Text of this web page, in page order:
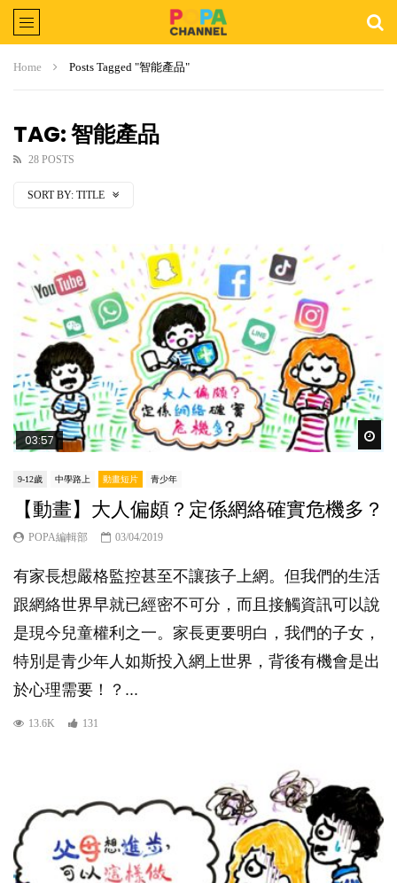
Home Posts Tagged "智能產品"
TAG: 智能產品
28 POSTS
SORT BY: TITLE
03:57
9-12歲 中學路上 動畫短片 青少年
【動畫】大人偏頗？定係網絡確實危機多？
POPA編輯部 03/04/2019
有家長想嚴格監控甚至不讓孩子上網。但我們的生活
跟網絡世界早就已經密不可分，而且接觸資訊可以說
是現今兒童權利之一。家長更要明白，我們的子女，
特別是青少年人如斯投入網上世界，背後有機會是出
於心理需要！？...
13.6K 131